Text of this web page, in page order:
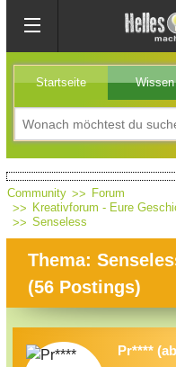
Startseite Wissen
Community
Forum
Kreativforum - Eure
Senseless
Thema:
(56 Postings)
Pr****